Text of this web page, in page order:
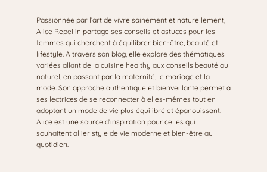
Passionnée par l’art de vivre sainement et naturellement,
Alice Repellin partage ses conseils et astuces pour les
femmes qui cherchent à équilibrer bien-être, beauté et
lifestyle. À travers son blog, elle explore des thématiques
variées allant de la cuisine healthy aux conseils beauté au
naturel, en passant par la maternité, le mariage et la
mode. Son approche authentique et bienveillante permet à
ses lectrices de se reconnecter à elles-mêmes tout en
adoptant un mode de vie plus équilibré et épanouissant.
Alice est une source d’inspiration pour celles qui
souhaitent allier style de vie moderne et bien-être au
quotidien.